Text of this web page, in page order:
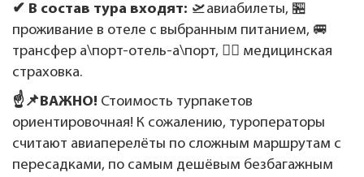
✔ В состав тура входят: 🛫авиабилеты, 🏪
проживание в отеле с выбранным питанием, 🚐
трансфер а\порт-отель-а\порт, 👩‍⚕️ медицинская
страховка.
☝️📌ВАЖНО! Стоимость турпакетов
ориентировочная! К сожалению, туроператоры
считают авиаперелёты по сложным маршрутам с
пересадками, по самым дешёвым безбагажным